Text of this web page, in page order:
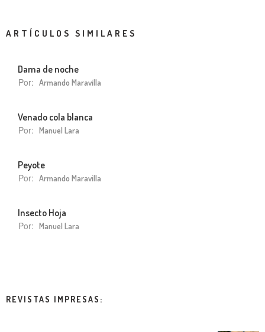
ARTÍCULOS SIMILARES
Dama de noche
Por: Armando Maravilla
Venado cola blanca
Por: Manuel Lara
Peyote
Por: Armando Maravilla
Insecto Hoja
Por: Manuel Lara
REVISTAS IMPRESAS: